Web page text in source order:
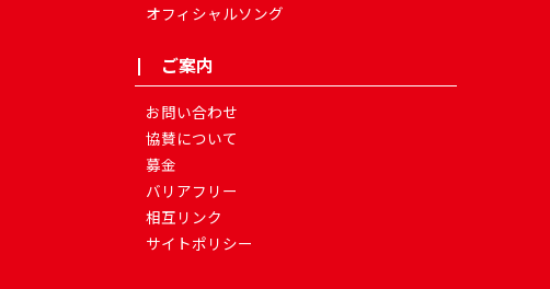
オフィシャルソング
ご案内
お問い合わせ
協賛について
募金
バリアフリー
相互リンク
サイトポリシー